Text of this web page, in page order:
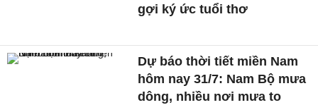
gợi ký ức tuổi thơ
Dự báo thời tiết miền Nam
hôm nay 31/7: Nam Bộ mưa
dông, nhiều nơi mưa to